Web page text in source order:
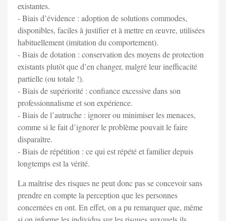
existantes.
- Biais d’évidence : adoption de solutions commodes,
disponibles, faciles à justifier et à mettre en œuvre, utilisées
habituellement (imitation du comportement).
- Biais de dotation : conservation des moyens de protection
existants plutôt que d’en changer, malgré leur inefficacité
partielle (ou totale !).
- Biais de supériorité : confiance excessive dans son
professionnalisme et son expérience.
- Biais de l’autruche : ignorer ou minimiser les menaces,
comme si le fait d’ignorer le problème pouvait le faire
disparaître.
- Biais de répétition : ce qui est répété et familier depuis
longtemps est la vérité.
La maîtrise des risques ne peut donc pas se concevoir sans
prendre en compte la perception que les personnes
concernées en ont. En effet, on a pu remarquer que, même